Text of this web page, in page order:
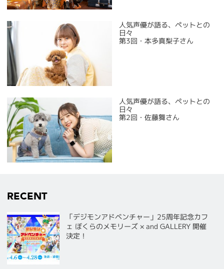
人気声優が語る、ペットとの
日々
第3回・本多真梨子さん
人気声優が語る、ペットとの
日々
第2回・佐藤舞さん
RECENT
「デジモンアドベンチャー」25周年記念カフ
ェ ぼくらのメモリーズ × and GALLERY 開催
決定！